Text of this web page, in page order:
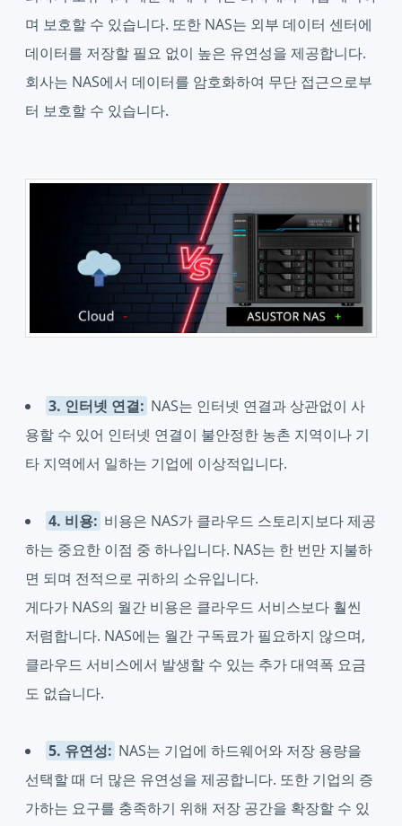
며 보호할 수 있습니다. 또한 NAS는 외부 데이터 센터에
데이터를 저장할 필요 없이 높은 유연성을 제공합니다.
회사는 NAS에서 데이터를 암호화하여 무단 접근으로부
터 보호할 수 있습니다.
3. 인터넷 연결: NAS는 인터넷 연결과 상관없이 사
용할 수 있어 인터넷 연결이 불안정한 농촌 지역이나 기
타 지역에서 일하는 기업에 이상적입니다.
4. 비용: 비용은 NAS가 클라우드 스토리지보다 제공
하는 중요한 이점 중 하나입니다. NAS는 한 번만 지불하
면 되며 전적으로 귀하의 소유입니다.
게다가 NAS의 월간 비용은 클라우드 서비스보다 훨씬
저렴합니다. NAS에는 월간 구독료가 필요하지 않으며,
클라우드 서비스에서 발생할 수 있는 추가 대역폭 요금
도 없습니다.
5. 유연성: NAS는 기업에 하드웨어와 저장 용량을
선택할 때 더 많은 유연성을 제공합니다. 또한 기업의 증
가하는 요구를 충족하기 위해 저장 공간을 확장할 수 있